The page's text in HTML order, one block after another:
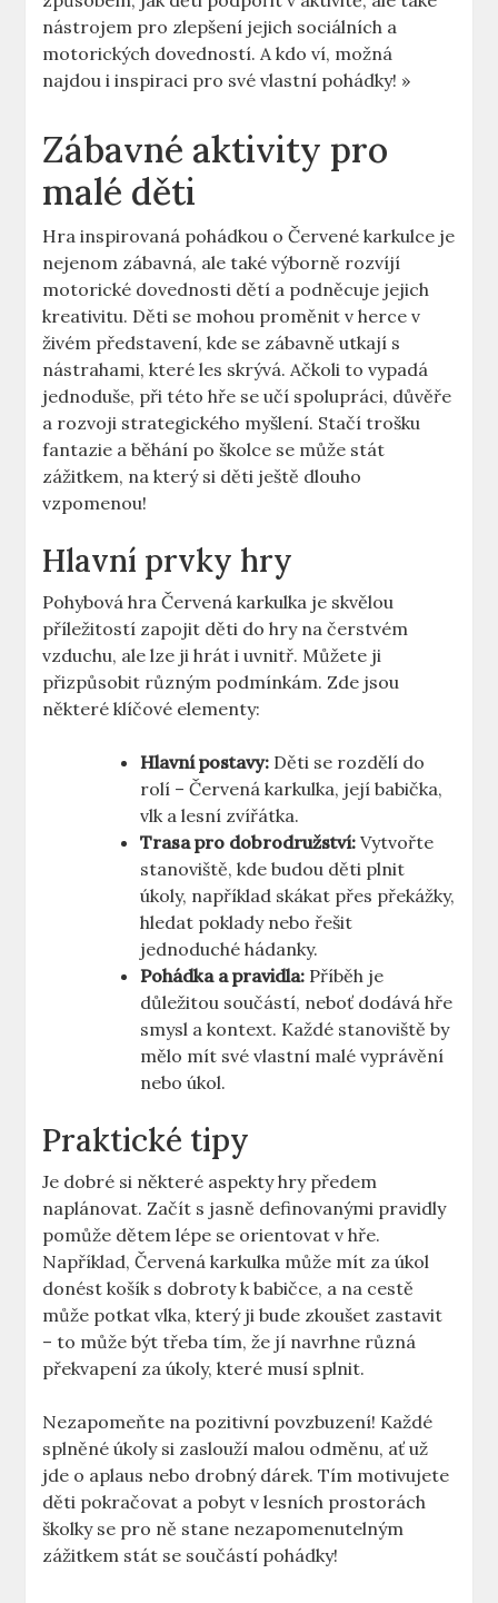
nástrojem pro zlepšení jejich ⁢sociálních a⁣
motorických​ dovedností. A⁤ kdo ⁣ví,⁤ možná
najdou ‌i inspiraci ‌pro‍ své vlastní pohádky! »
Zábavné aktivity ⁣pro
malé děti
Hra​ inspirovaná pohádkou o ⁤Červené karkulce je
⁤nejenom⁤ zábavná, ⁢ale⁤ také výborně rozvíjí
motorické dovednosti⁣ dětí‌ a ​podněcuje jejich‌
kreativitu. Děti se mohou proměnit v herce v
živém představení, kde se zábavně ⁣utkají s
nástrahami, které ‍les⁢ skrývá. Ačkoli to vypadá
⁣jednoduše,⁢ při této hře se učí ⁤spolupráci, důvěře‍
a rozvoji strategického ‌myšlení. Stačí trošku
‌fantazie a běhání po školce se‍ může stát‍
zážitkem, na ⁤který si děti ještě dlouho
vzpomenou!
Hlavní prvky hry
Pohybová hra Červená ⁢karkulka je skvělou
příležitostí⁣ zapojit ​děti do hry na ⁣čerstvém
vzduchu, ale ‍lze ji hrát i ‌uvnitř. Můžete ji
přizpůsobit různým podmínkám. Zde jsou
některé⁤ klíčové elementy:
Hlavní ​postavy: Děti⁢ se rozdělí do
rolí – Červená karkulka, její babička,
vlk a lesní zvířátka.
Trasa⁢ pro dobrodružství: Vytvořte
stanoviště, kde budou děti ‌plnit
⁣úkoly, například ⁢skákat přes překážky,
⁤hledat poklady nebo⁢ řešit
jednoduché hádanky.
Pohádka a ​pravidla: Příběh je
důležitou součástí, neboť dodává‌ hře⁣
smysl​ a kontext. Každé ⁣stanoviště ⁣by ​
mělo mít své vlastní malé vyprávění
nebo úkol.
Praktické tipy
Je dobré si některé aspekty hry předem
⁢naplánovat. Začít ​s jasně definovanými pravidly
‍pomůže dětem lépe se orientovat v hře.​
Například, ‌Červená ‍karkulka může ⁤mít‍ za úkol
donést‌ košík s ⁢dobroty k babičce,⁣ a na‌ cestě
může potkat‍ vlka, který ji bude zkoušet zastavit
– to může být třeba tím,⁤ že jí navrhne ⁢různá
překvapení za⁢ úkoly, které musí​ splnit.
Nezapomeňte​ na pozitivní ⁢povzbuzení!‍ Každé
splněné ⁣úkoly si zaslouží malou odměnu, ať už
jde o ⁤aplaus nebo drobný dárek. ‍Tím motivujete
děti‌ pokračovat​ a ⁣pobyt v lesních prostorách​
školky‌ se pro ně ​stane ⁢nezapomenutelným
zážitkem stát se ⁣součástí ‍pohádky!